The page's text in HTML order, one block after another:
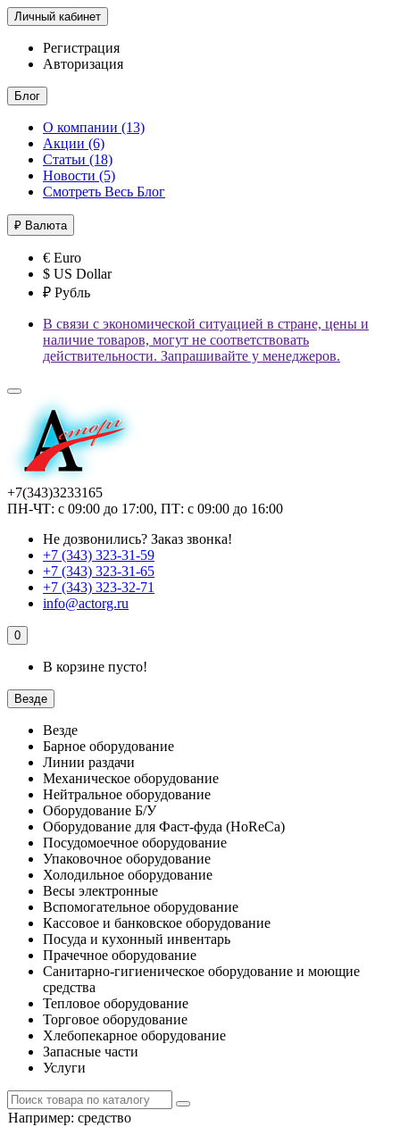
Личный кабинет
Регистрация
Авторизация
Блог
О компании (13)
Акции (6)
Статьи (18)
Новости (5)
Смотреть Весь Блог
₽ Валюта
€ Euro
$ US Dollar
₽ Рубль
В связи с экономической ситуацией в стране, цены и
наличие товаров, могут не соответствовать
действительности. Запрашивайте у менеджеров.
+7(343)3233165
ПН-ЧТ: с 09:00 до 17:00, ПТ: с 09:00 до 16:00
Не дозвонились? Заказ звонка!
+7 (343) 323-31-59
+7 (343) 323-31-65
+7 (343) 323-32-71
info@actorg.ru
0
В корзине пусто!
Везде
Везде
Барное оборудование
Линии раздачи
Механическое оборудование
Нейтральное оборудование
Оборудование Б/У
Оборудование для Фаст-фуда (HoReCa)
Посудомоечное оборудование
Упаковочное оборудование
Холодильное оборудование
Весы электронные
Вспомогательное оборудование
Кассовое и банковское оборудование
Посуда и кухонный инвентарь
Прачечное оборудование
Санитарно-гигиеническое оборудование и моющие
средства
Тепловое оборудование
Торговое оборудование
Хлебопекарное оборудование
Запасные части
Услуги
Например: средство